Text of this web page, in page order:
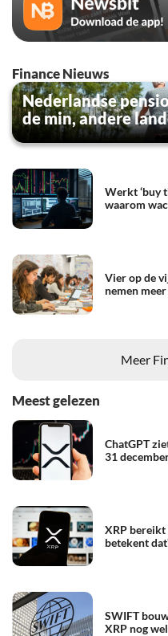
Finance Nieuws
Nederlandse
de min, andere
Werkt ‘buy
waarom
Vier op de
nemen
Meer
Meest gelezen
ChatGPT
31
XRP
betekent
SWIFT
XRP nog